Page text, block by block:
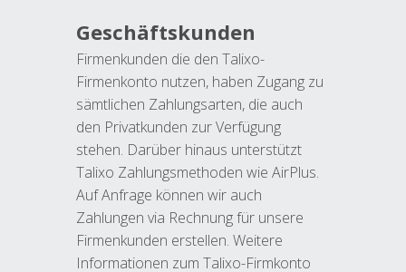
Geschäftskunden
Firmenkunden die den Talixo-
Firmenkonto nutzen, haben Zugang zu
sämtlichen Zahlungsarten, die auch
den Privatkunden zur Verfügung
stehen. Darüber hinaus unterstützt
Talixo Zahlungsmethoden wie AirPlus.
Auf Anfrage können wir auch
Zahlungen via Rechnung für unsere
Firmenkunden erstellen. Weitere
Informationen zum Talixo-Firmkonto